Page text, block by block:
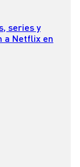
series y
a Netflix en